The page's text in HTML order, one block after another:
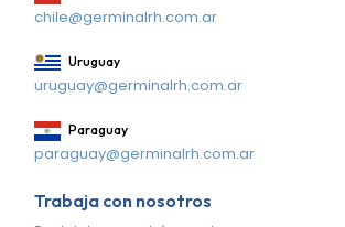
chile@germinalrh.com.ar
Uruguay
uruguay@germinalrh.com.ar
Paraguay
paraguay@germinalrh.com.ar
Trabaja con nosotros